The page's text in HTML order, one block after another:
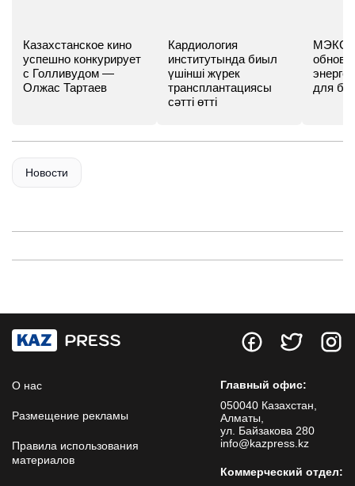
Казахстанское кино
успешно конкурирует
с Голливудом —
Олжас Тартаев
Кардиология
институтында биыл
үшінші жүрек
трансплантациясы
сәтті өтті
МЭКС -
для
Новости
О нас
Размещение рекламы
Правила использования
материалов
Главный офис:
050040 Казахстан,
Алматы,
ул. Байзакова 280
info@kazpress.kz
Коммерческий отдел: